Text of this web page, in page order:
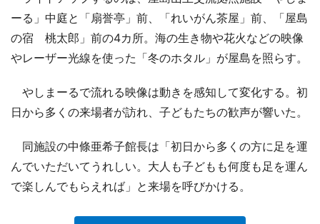
ーる」中庭と「扇誉亭」前、「れいがん茶屋」前、「屋島
の宿 桃太郎」前の4カ所。海の生き物や花火などの映像
やレーザー光線を使った「冬のホタル」が屋島を照らす。
やしまーるで流れる映像は動きを感知して変化する。初
日から多くの来場者が訪れ、子どもたちの歓声が響いた。
同施設の中條亜希子館長は「初日から多くの方に足を運
んでいただいてうれしい。大人も子どもも何度も足を運ん
で楽しんでもらえれば」と来場を呼びかける。